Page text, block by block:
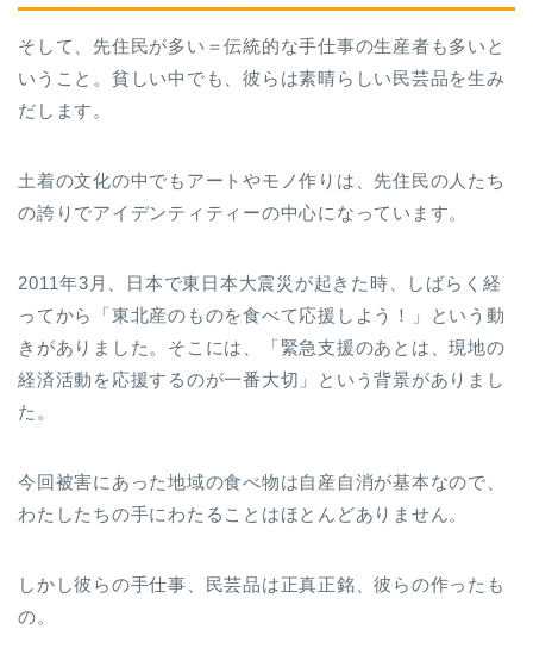
そして、先住民が多い＝伝統的な手仕事の生産者も多いと
いうこと。貧しい中でも、彼らは素晴らしい民芸品を生み
だします。
土着の文化の中でもアートやモノ作りは、先住民の人たち
の誇りでアイデンティティーの中心になっています。
2011年3月、日本で東日本大震災が起きた時、しばらく経
ってから「東北産のものを食べて応援しよう！」という動
きがありました。そこには、「緊急支援のあとは、現地の
経済活動を応援するのが一番大切」という背景がありまし
た。
今回被害にあった地域の食べ物は自産自消が基本なので、
わたしたちの手にわたることはほとんどありません。
しかし彼らの手仕事、民芸品は正真正銘、彼らの作ったも
の。